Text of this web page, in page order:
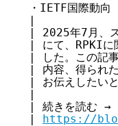
・IETF国際動
|
| 2025年7月、
| にて、RPKIに
| した。この記
| 内容、得られ
| お伝えしたい
|
| 続きを読む →
| https://